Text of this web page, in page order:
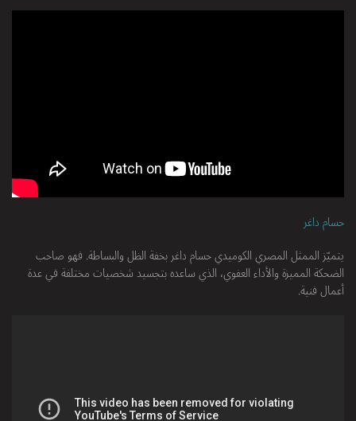
حسام داغر
يتميّز الممثل المصري الكوميدي حسام داغر بخفة الظل والبساطة. فهو صاحب
الضحكة المميزة والأداء العفوي، الذي ساعده بتجسيد شخصيات مختلفة في عدة
أعمال فنية.